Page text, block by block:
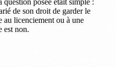
de son droit de garder le
au licenciement ou à une
est non.